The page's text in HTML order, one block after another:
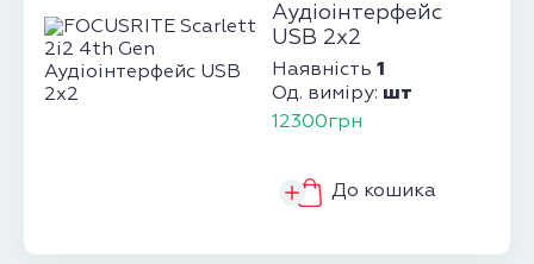
Аудіоінтерфейс
USB 2х2
Наявність 1
Од. виміру: шт
12300грн
До кошика